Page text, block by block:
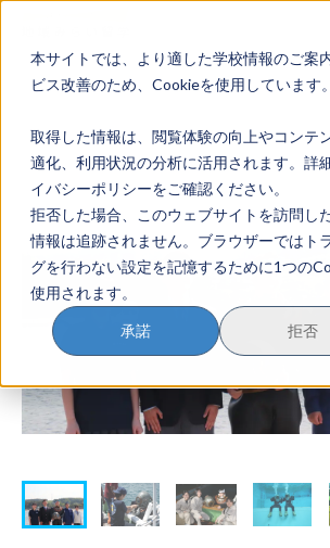
本サイトでは、より適した学校情報のご案
ビス改善のため、Cookieを使用しています。
取得した情報は、閲覧体験の向上やコンテ
適化、利用状況の分析に活用されます。詳
イバシーポリシーをご確認ください。
拒否した場合、このウェブサイトを訪問し
情報は追跡されません。ブラウザーではト
グを行わない設定を記憶するために1つの
使用されます。
承諾 拒否
地域みらい留学のすすめかた
地域みらい留学とは
学校を探す
イベントを探す
おためし地域留学
マガジン
奨学金について
？ イベント参加方法
会員登録
MYページログイン